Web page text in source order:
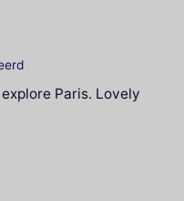
Paris. Lovely